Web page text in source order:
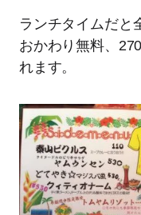
ランチタイムだと
おかわり無料、
れます。